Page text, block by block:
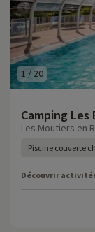
1 / 20
Camping Les
Les Moutiers en
Piscine couverte
Découvrir